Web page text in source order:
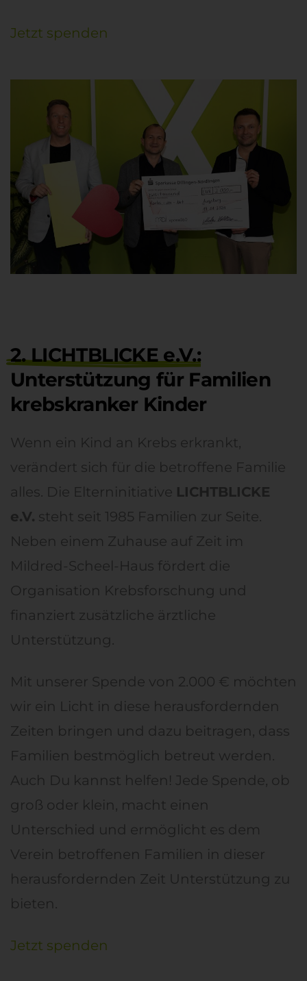
Jetzt spenden
2. LICHTBLICKE e.V.:
Unterstützung für Familien
krebskranker Kinder
Wenn ein Kind an Krebs erkrankt,
verändert sich für die betroffene Familie
alles. Die Elterninitiative LICHTBLICKE
e.V. steht seit 1985 Familien zur Seite.
Neben einem Zuhause auf Zeit im
Mildred-Scheel-Haus fördert die
Organisation Krebsforschung und
finanziert zusätzliche ärztliche
Unterstützung.
Mit unserer Spende von 2.000 € möchten
wir ein Licht in diese herausfordernden
Zeiten bringen und dazu beitragen, dass
Familien bestmöglich betreut werden.
Auch Du kannst helfen! Jede Spende, ob
groß oder klein, macht einen
Unterschied und ermöglicht es dem
Verein betroffenen Familien in dieser
herausfordernden Zeit Unterstützung zu
bieten.
Jetzt spenden